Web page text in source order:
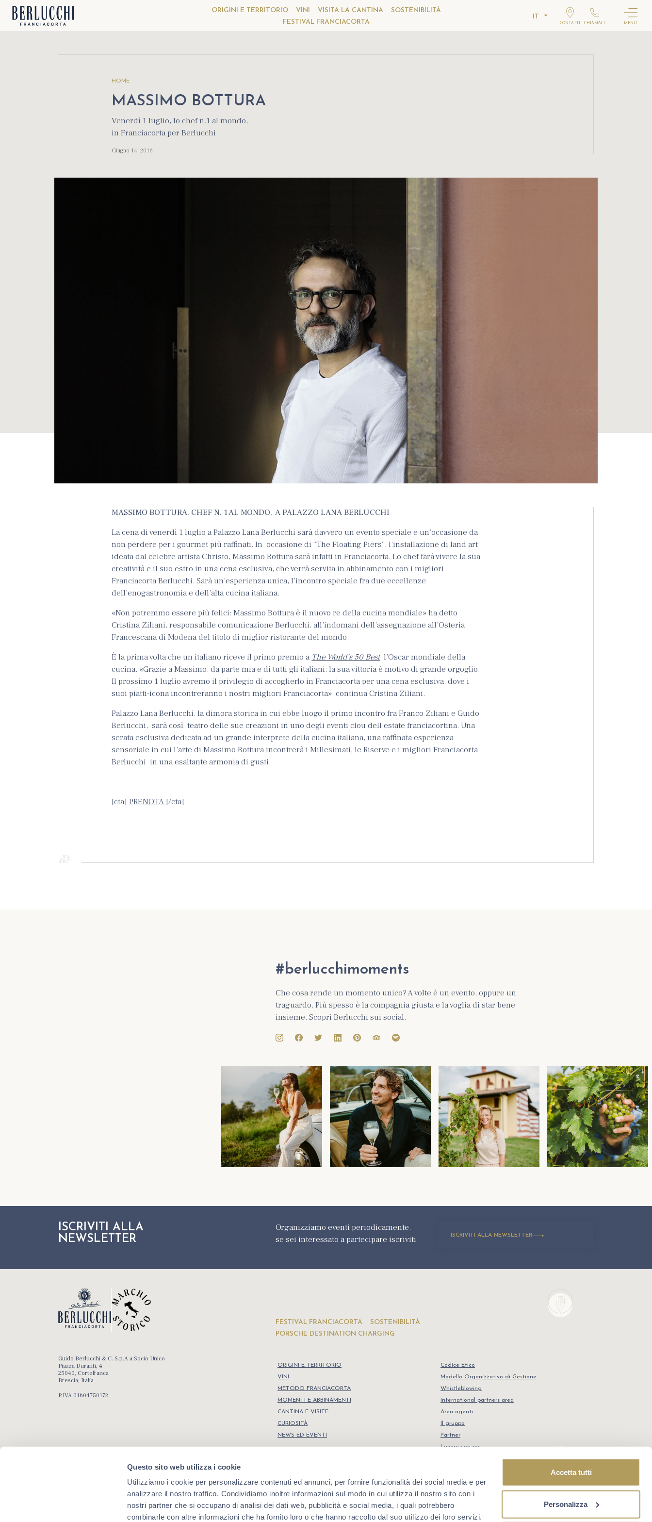
Questo sito web utilizza i cookie
Utilizziamo i cookie per personalizzare contenuti ed annunci, per fornire funzionalità dei social media e per
analizzare il nostro traffico. Condividiamo inoltre informazioni sul modo in cui utilizza il nostro sito con i
nostri partner che si occupano di analisi dei dati web, pubblicità e social media, i quali potrebbero
combinarle con altre informazioni che ha fornito loro o che hanno raccolto dal suo utilizzo dei loro servizi.
Accetta tutti
Personalizza
ORIGINI E TERRITORIO VINI VISITA LA CANTINA
SOSTENIBILITÀ
FESTIVAL FRANCIACORTA
IT
CONTATTI CHIAMACI MENU
HOME
MASSIMO BOTTURA
Venerdì 1 luglio, lo chef n.1 al mondo,
in Franciacorta per Berlucchi
Giugno 14, 2016
MASSIMO BOTTURA, CHEF N. 1 AL MONDO, A PALAZZO LANA BERLUCCHI
La cena di venerdì 1 luglio a Palazzo Lana Berlucchi sarà davvero un evento speciale e un’occasione da
non perdere per i gourmet più raffinati. In occasione di “The Floating Piers”, l’installazione di land art
ideata dal celebre artista Christo, Massimo Bottura sarà infatti in Franciacorta. Lo chef farà vivere la sua
creatività e il suo estro in una cena esclusiva, che verrà servita in abbinamento con i migliori
Franciacorta Berlucchi. Sarà un’esperienza unica, l’incontro speciale fra due eccellenze
dell’enogastronomia e dell’alta cucina italiana.
«Non potremmo essere più felici: Massimo Bottura è il nuovo re della cucina mondiale» ha detto
Cristina Ziliani, responsabile comunicazione Berlucchi, all’indomani dell’assegnazione all’Osteria
Francescana di Modena del titolo di miglior ristorante del mondo.
È la prima volta che un italiano riceve il primo premio a The World’s 50 Best, l’Oscar mondiale della
cucina. «Grazie a Massimo, da parte mia e di tutti gli italiani: la sua vittoria è motivo di grande orgoglio.
Il prossimo 1 luglio avremo il privilegio di accoglierlo in Franciacorta per una cena esclusiva, dove i
suoi piatti-icona incontreranno i nostri migliori Franciacorta», continua Cristina Ziliani.
Palazzo Lana Berlucchi, la dimora storica in cui ebbe luogo il primo incontro fra Franco Ziliani e Guido
Berlucchi, sarà così teatro delle sue creazioni in uno degli eventi clou dell’estate franciacortina. Una
serata esclusiva dedicata ad un grande interprete della cucina italiana, una raffinata esperienza
sensoriale in cui l’arte di Massimo Bottura incontrerà i Millesimati, le Riserve e i migliori Franciacorta
Berlucchi in una esaltante armonia di gusti.
[cta]PRENOTA [/cta]
#berlucchimoments
Che cosa rende un momento unico? A volte è un evento, oppure un
traguardo. Più spesso è la compagnia giusta e la voglia di star bene
insieme. Scopri Berlucchi sui social.
ISCRIVITI ALLA
NEWSLETTER
Organizziamo eventi periodicamente,
se sei interessato a partecipare iscriviti
ISCRIVITI ALLA NEWSLETTER
Guido Berlucchi & C. S.p.A a Socio Unico
Piazza Duranti, 4
25040, Cortefranca
Brescia, Italia
P.IVA 01604750172
FESTIVAL FRANCIACORTA
SOSTENIBILITÀ
PORSCHE DESTINATION CHARGING
ORIGINI E TERRITORIO
VINI
METODO FRANCIACORTA
MOMENTI E ABBINAMENTI
CANTINA E VISITE
CURIOSITÀ
NEWS ED EVENTI
Codice Etico
Modello Organizzativo di Gestione
Whistleblowing
International partners area
Area agenti
Il gruppo
Partner
Lavora con noi
Copyright 2020, Guido Berlucchi & C. S.p.A. a Socio Unico
Dichiarazione di accessibilità ,Privacy policy,Cookie policy Credits